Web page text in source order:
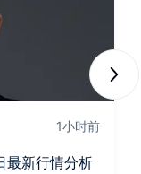
1小时前
最新行情分析